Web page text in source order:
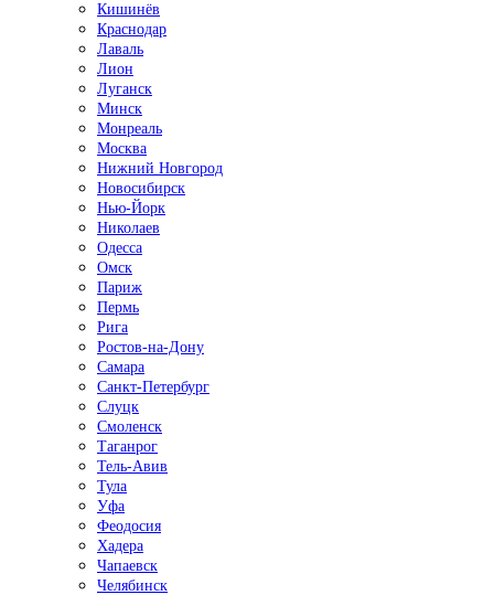
Кишинёв
Краснодар
Лаваль
Лион
Луганск
Минск
Монреаль
Москва
Нижний Новгород
Новосибирск
Нью-Йорк
Николаев
Одесса
Омск
Париж
Пермь
Рига
Ростов-на-Дону
Самара
Санкт-Петербург
Слуцк
Смоленск
Таганрог
Тель-Авив
Тула
Уфа
Феодосия
Хадера
Чапаевск
Челябинск